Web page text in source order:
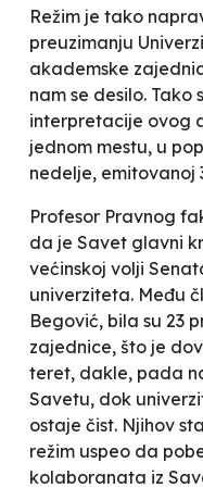
Režim je tako
preuzimanju
akademske
nam se desilo.
interpretacije ovog
jednom mestu, u
nedelje, emitovanoj
Profesor Pravnog
da je Savet glavni
većinskoj volji
univerziteta. Među
Begović, bila su 23
zajednice, što je
teret, dakle, pada
Savetu, dok
ostaje čist. Njihov
režim uspeo da
kolaboranata iz